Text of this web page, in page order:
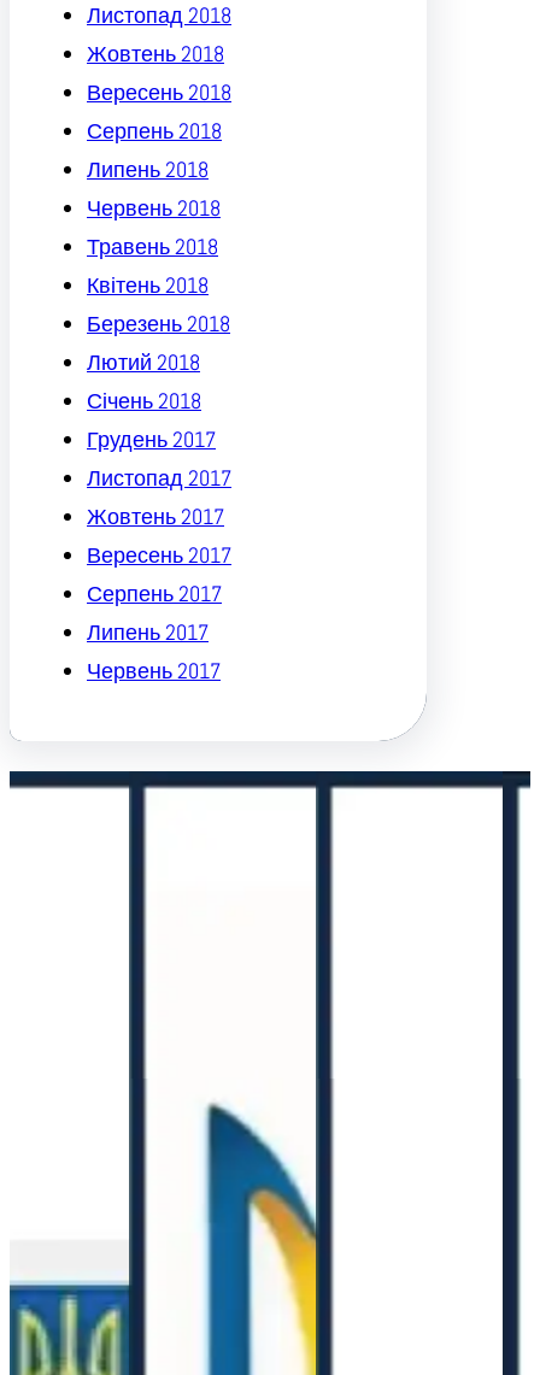
Листопад 2018
Жовтень 2018
Вересень 2018
Серпень 2018
Липень 2018
Червень 2018
Травень 2018
Квітень 2018
Березень 2018
Лютий 2018
Січень 2018
Грудень 2017
Листопад 2017
Жовтень 2017
Вересень 2017
Серпень 2017
Липень 2017
Червень 2017